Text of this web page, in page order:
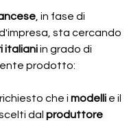
, in fase di
sta cercando
italiani in grado di
prodotto:
che i modelli e il
dal produttore